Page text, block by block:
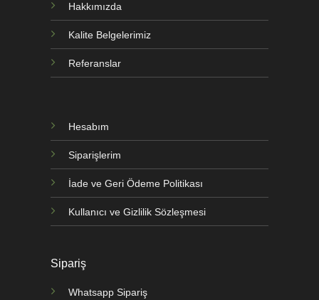
Hakkımızda
Kalite Belgelerimiz
Referanslar
Hesabım
Siparişlerim
İade ve Geri Ödeme Politikası
Kullanıcı ve Gizlilik Sözleşmesi
Sipariş
Whatsapp Sipariş